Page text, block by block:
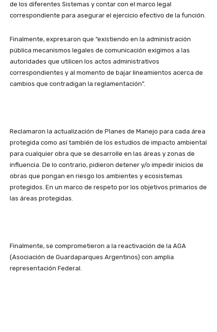
de los diferentes Sistemas y contar con el marco legal
correspondiente para asegurar el ejercicio efectivo de la función.
Finalmente, expresaron que “existiendo en la administración
pública mecanismos legales de comunicación exigimos a las
autoridades que utilicen los actos administrativos
correspondientes y al momento de bajar lineamientos acerca de
cambios que contradigan la reglamentación”.
Reclamaron la actualización de Planes de Manejo para cada área
protegida como así también de los estudios de impacto ambiental
para cualquier obra que se desarrolle en las áreas y zonas de
influencia. De lo contrario, pidieron detener y/o impedir inicios de
obras que pongan en riesgo los ambientes y ecosistemas
protegidos. En un marco de respeto por los objetivos primarios de
las áreas protegidas.
Finalmente, se comprometieron a la reactivación de la AGA
(Asociación de Guardaparques Argentinos) con amplia
representación Federal.